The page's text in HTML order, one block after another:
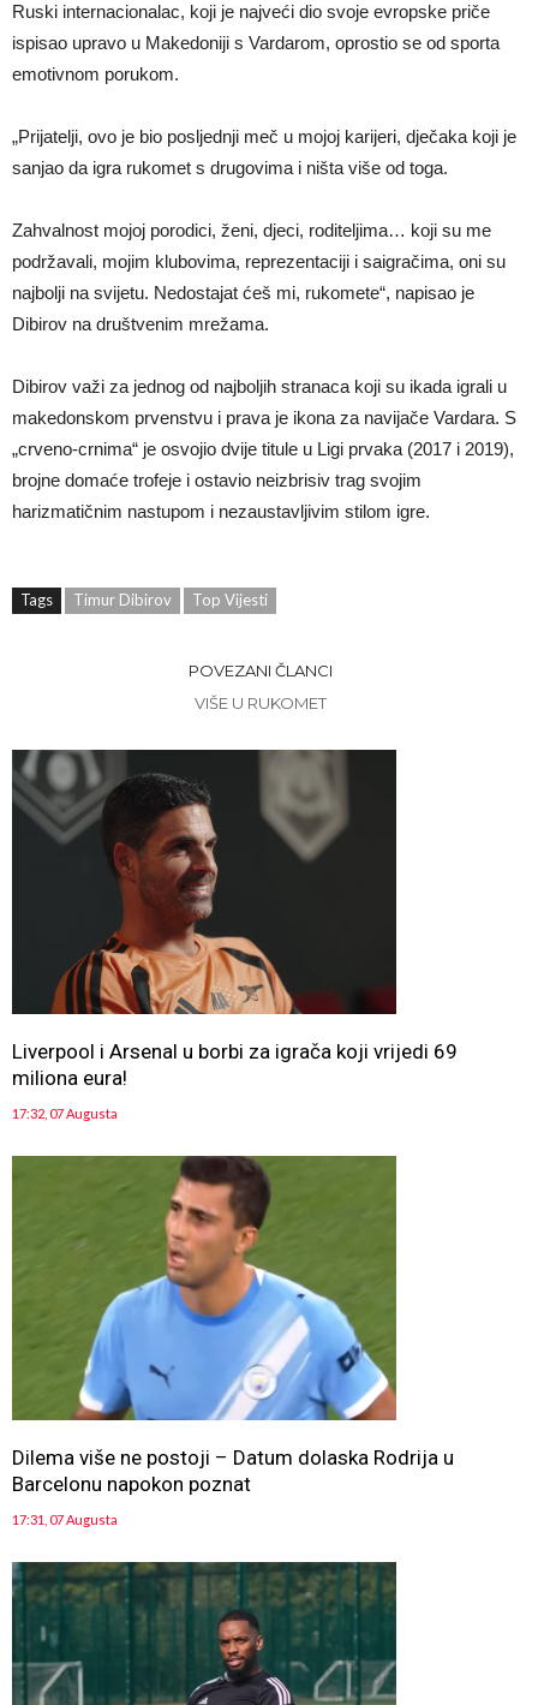
Atletico prati situaciju.
Ruski internacionalac, koji je najveći dio svoje evropske priče
ispisao upravo u Makedoniji s Vardarom, oprostio se od sporta
emotivnom porukom.
„Prijatelji, ovo je bio posljednji meč u mojoj karijeri, dječaka koji je
sanjao da igra rukomet s drugovima i ništa više od toga.
Zahvalnost mojoj porodici, ženi, djeci, roditeljima… koji su me
podržavali, mojim klubovima, reprezentaciji i saigračima, oni su
najbolji na svijetu. Nedostajat ćeš mi, rukomete“, napisao je
Dibirov na društvenim mrežama.
Dibirov važi za jednog od najboljih stranaca koji su ikada igrali u
makedonskom prvenstvu i prava je ikona za navijače Vardara. S
„crveno-crnima“ je osvojio dvije titule u Ligi prvaka (2017 i 2019),
brojne domaće trofeje i ostavio neizbrisiv trag svojim
harizmatičnim nastupom i nezaustavljivim stilom igre.
Tags Timur Dibirov Top Vijesti
POVEZANI ČLANCI
VIŠE U RUKOMET
Liverpool i Arsenal u borbi za igrača koji vrijedi 69
miliona eura!
17:32, 07 Augusta
Dilema više ne postoji – Datum dolaska Rodrija u
Barcelonu napokon poznat
17:31, 07 Augusta